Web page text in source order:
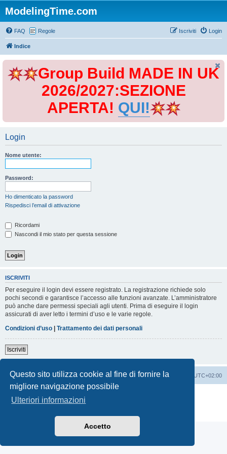
Questo sito utilizza cookie al fine di fornire la
migliore navigazione possibile
Ulteriori informazioni
Accetto
ModelingTime.com
FAQ Regole Login
Iscriviti
Indice
Group Build MADE IN UK
2026/2027:SEZIONE
APERTA! QUI!
Login
Nome utente:
Password:
Ho dimenticato la password
Rispedisci l’email di attivazione
Ricordami
Nascondi il mio stato per questa sessione
ISCRIVITI
Per eseguire il login devi essere registrato. La registrazione richiede solo
pochi secondi e garantisce l’accesso alle funzioni avanzate. L’amministratore
può anche dare permessi speciali agli utenti. Prima di eseguire il login
assicurati di aver letto i termini d’uso e le varie regole.
Condizioni d’uso | Trattamento dei dati personali
Iscriviti
Indice Tutti gli orari sono UTC+02:00
Cancella cookie
Contattaci
Traduzione Italiana